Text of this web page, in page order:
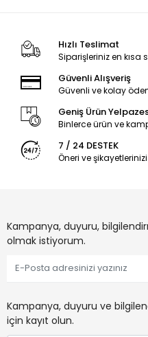
Hızlı Teslimat
Siparişleriniz en kısa
Güvenli Alışveriş
Güvenli ve kolay
Geniş Ürün
Binlerce ürün ve
7 / 24 DESTEK
Öneri ve
Kampanya, duyuru,
olmak istiyorum.
Kampanya, duyuru ve
için kayıt olun.